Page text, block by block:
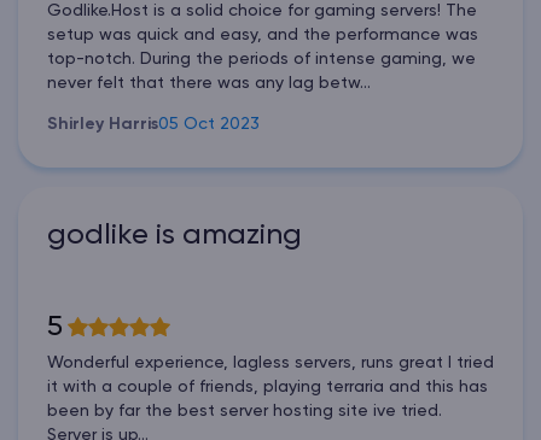
Godlike.Host is a solid choice for gaming servers! The
setup was quick and easy, and the performance was
top-notch. During the periods of intense gaming, we
never felt that there was any lag betw...
Shirley Harris05 Oct 2023
godlike is amazing
5
Wonderful experience, lagless servers, runs great I tried
it with a couple of friends, playing terraria and this has
been by far the best server hosting site ive tried.
Server is up...